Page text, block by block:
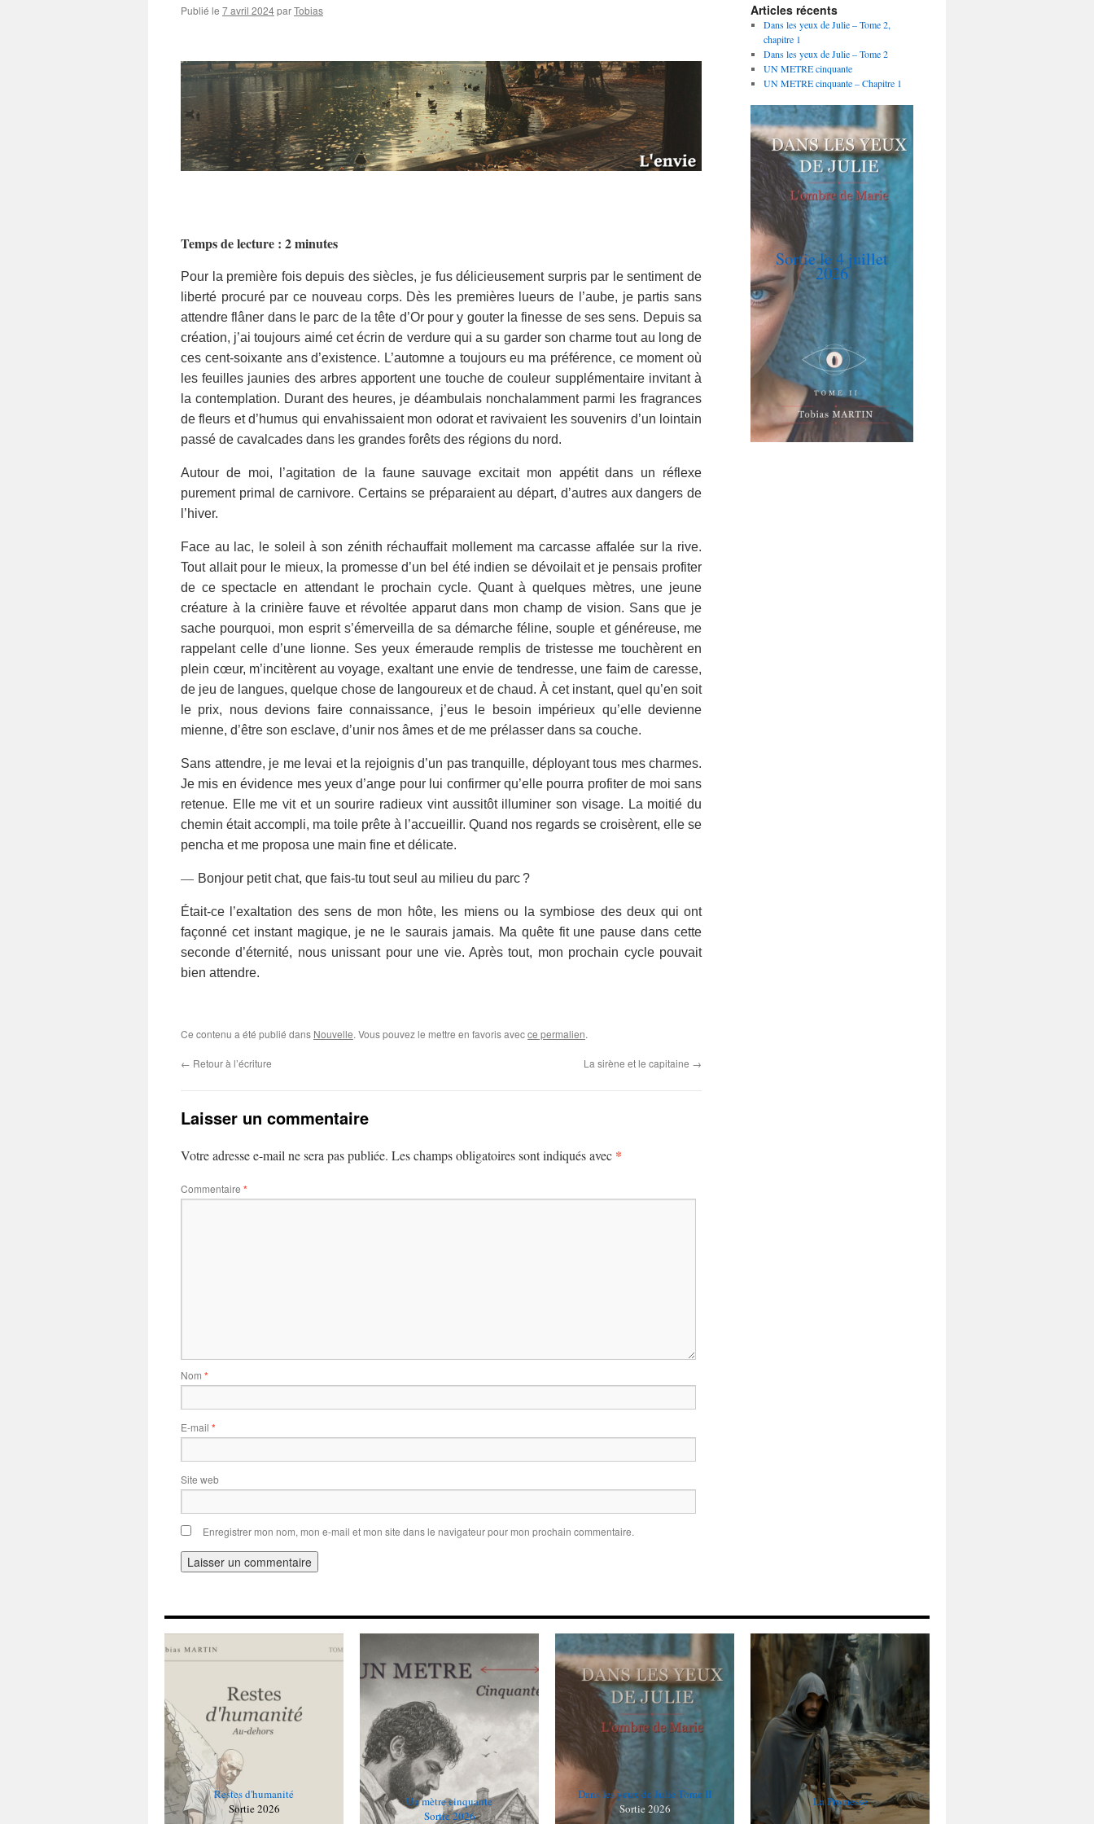
Publié le 7 avril 2024parTobias
Temps de lecture : 2 minutes
Pour la première fois depuis des siècles, je fus délicieusement surpris par le sentiment de
liberté procuré par ce nouveau corps. Dès les premières lueurs de l’aube, je partis sans
attendre flâner dans le parc de la tête d’Or pour y gouter la finesse de ses sens. Depuis sa
création, j’ai toujours aimé cet écrin de verdure qui a su garder son charme tout au long de
ces cent-soixante ans d’existence. L’automne a toujours eu ma préférence, ce moment où
les feuilles jaunies des arbres apportent une touche de couleur supplémentaire invitant à
la contemplation. Durant des heures, je déambulais nonchalamment parmi les fragrances
de fleurs et d’humus qui envahissaient mon odorat et ravivaient les souvenirs d’un lointain
passé de cavalcades dans les grandes forêts des régions du nord.
Autour de moi, l’agitation de
la faune sauvage excitait mon appétit dans un réflexe
purement primal de carnivore. Certains se préparaient au départ, d’autres aux dangers de
l’hiver.
Face au lac, le soleil à son zénith réchauffait mollement ma carcasse affalée sur la rive.
Tout allait pour le mieux, la promesse d’un bel été indien se dévoilait et je pensais profiter
de ce spectacle en attendant le prochain cycle. Quant à quelques mètres, une jeune
créature à la crinière fauve et révoltée apparut dans mon champ de vision. Sans que je
sache pourquoi, mon esprit s’émerveilla de sa démarche féline, souple et généreuse, me
rappelant celle d’une lionne. Ses yeux émeraude remplis de tristesse me touchèrent en
plein cœur, m’incitèrent au voyage, exaltant une envie de tendresse, une faim de caresse,
de jeu de langues, quelque chose de langoureux et de chaud. À cet instant, quel qu’en soit
le prix, nous devions faire connaissance, j’eus le besoin impérieux qu’elle devienne
mienne, d’être son esclave, d’unir nos âmes et de me prélasser dans sa couche.
Sans attendre, je me levai et la rejoignis d’un pas tranquille, déployant tous mes charmes.
Je mis en évidence mes yeux d’ange pour lui confirmer qu’elle pourra profiter de moi sans
retenue. Elle me vit et un sourire radieux vint aussitôt illuminer son visage. La moitié du
chemin était accompli, ma toile prête à l’accueillir. Quand nos regards se croisèrent, elle se
pencha et me proposa une main fine et délicate.
— Bonjour petit chat, que fais-tu tout seul au milieu du parc ?
Était-ce l’exaltation des sens de mon hôte, les miens ou la symbiose des deux qui ont
façonné cet instant magique, je ne le saurais jamais. Ma quête fit une pause dans cette
seconde d’éternité, nous unissant pour une vie. Après tout, mon prochain cycle pouvait
bien attendre.
Ce contenu a été publié dans Nouvelle. Vous pouvez le mettre en favoris avecce permalien.
← Retour à l’écriture La sirène et le capitaine →
Laisser un commentaire
Votre adresse e-mail ne sera pas publiée. Les champs obligatoires sont indiqués avec *
Commentaire *
Nom *
E-mail *
Site web
Enregistrer mon nom, mon e-mail et mon site dans le navigateur pour mon prochain commentaire.
Articles récents
Dans les yeux de Julie – Tome 2,
chapitre 1
Dans les yeux de Julie – Tome 2
UN METRE cinquante
UN METRE cinquante – Chapitre 1
Sortie le 4 juillet
2026
Restes d'humanité
Sortie 2026
Un mètre cinquante
Sortie 2026
Dans les yeux de Julie Tome II
Sortie 2026
La Promesse